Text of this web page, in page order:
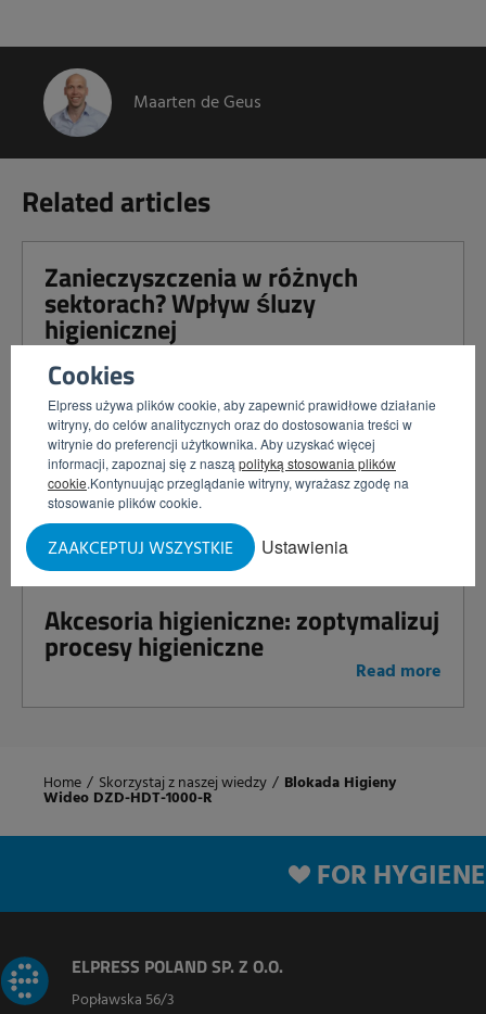
Cookies
Elpress używa plików cookie, aby zapewnić prawidłowe działanie
witryny, do celów analitycznych oraz do dostosowania treści w
witrynie do preferencji użytkownika. Aby uzyskać więcej
informacji, zapoznaj się z naszą polityką stosowania plików
cookie.Kontynuując przeglądanie witryny, wyrażasz zgodę na
stosowanie plików cookie.
Ustawienia
ZAAKCEPTUJ WSZYSTKIE
Maarten de Geus
Related articles
Zanieczyszczenia w różnych
sektorach? Wpływ śluzy
higienicznej
Razem silniejsi w kontroli
zanieczyszczeń: Elpress i JASM
łączą siły
Akcesoria higieniczne: zoptymalizuj
procesy higieniczne
Read more
Home / Skorzystaj z naszej wiedzy / Blokada Higieny
Wideo DZD-HDT-1000-R
FOR HYGIENE
ELPRESS POLAND SP. Z O.O.
Popławska 56/3